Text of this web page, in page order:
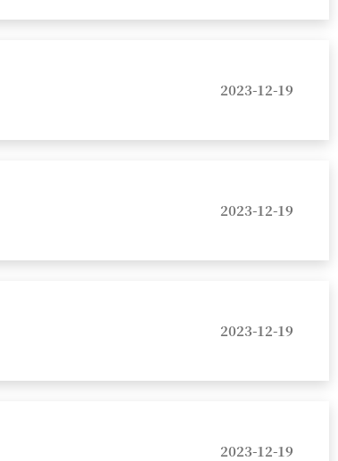
2023-12-19
2023-12-19
2023-12-19
2023-12-19